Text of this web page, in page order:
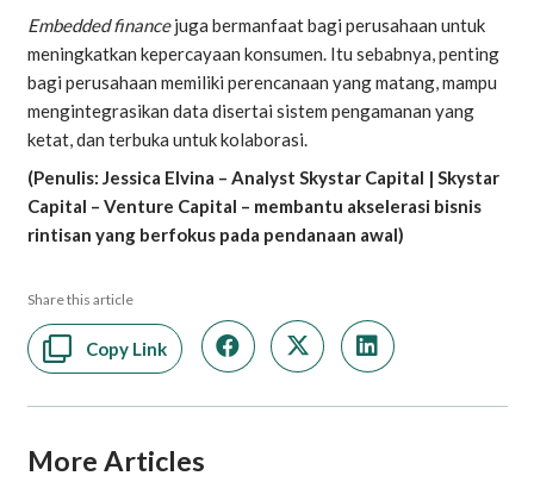
Embedded financejuga bermanfaat bagi perusahaan untuk
meningkatkan kepercayaan konsumen. Itu sebabnya, penting
bagi perusahaan memiliki perencanaan yang matang, mampu
mengintegrasikan data disertai sistem pengamanan yang
ketat, dan terbuka untuk kolaborasi.
(Penulis: Jessica Elvina – Analyst Skystar Capital | Skystar
Capital – Venture Capital – membantu akselerasi bisnis
rintisan yang berfokus pada pendanaan awal)
Share this article
Copy Link
More Articles